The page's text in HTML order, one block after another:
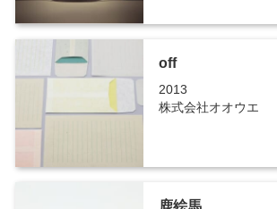
off
2013
株式会社オオウエ